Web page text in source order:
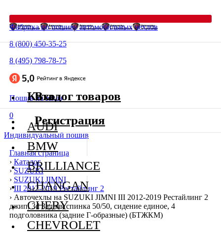
Фабрика по пошиву автомобильных чехлов
8 (800) 450-35-25
8 (495) 798-78-75
Пошив на заказ
0
Индивидуальный пошив
Главная страница
› Каталог
› SUZUKI
› SUZUKI JIMNI
› III 2012-2019 Рестайлинг 2
› Авточехлы на SUZUKI JIMNI III 2012-2019 Рестайлинг 2
джип, 3d Задняя спинка 50/50, сидение единое, 4
подголовника (задние Г-образные) (БТЖКМ)
Каталог товаров
AUDI
BMW
BRILLIANCE
CHANGAN
CHERY
CHEVROLET
Вход
Регистрация